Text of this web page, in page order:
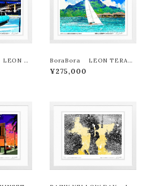
T
180作限
BoraBora LEON TERAS
HIMA版画作品180作限定
¥275,000